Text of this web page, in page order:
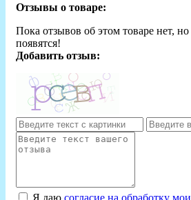
Отзывы о товаре:
Пока отзывов об этом товаре нет, но
появятся!
Добавить отзыв:
Я даю согласие на обработку